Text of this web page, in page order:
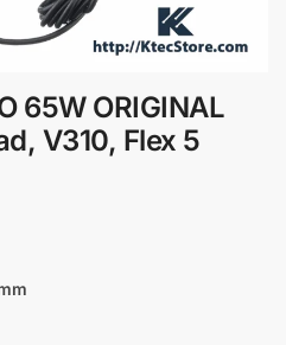
65W ORIGINAL
V310, Flex 5